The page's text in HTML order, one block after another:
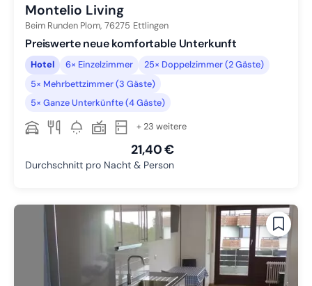
Montelio Living
Beim Runden Plom, 76275 Ettlingen
Preiswerte neue komfortable Unterkunft
Hotel 6× Einzelzimmer
25× Doppelzimmer (2 Gäste)
5× Mehrbettzimmer (3 Gäste)
5× Ganze Unterkünfte (4 Gäste)
+ 23 weitere
21,40 €
Durchschnitt pro Nacht & Person